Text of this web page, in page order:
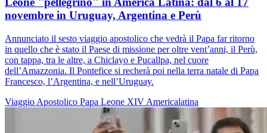
novembre in Uruguay, Argentina e Perù
Annunciato il sesto viaggio apostolico che vedrà il Papa far ritorno
in quello che è stato il Paese di missione per oltre vent’anni, il Perù,
con tappa, tra le altre, a Chiclayo e Pucallpa, nel cuore
dell’Amazzonia. Il Pontefice si recherà poi nella terra natale di Papa
Francesco, l’Argentina, e nell’Uruguay.
Viaggio Apostolico Papa Leone XIV Americalatina